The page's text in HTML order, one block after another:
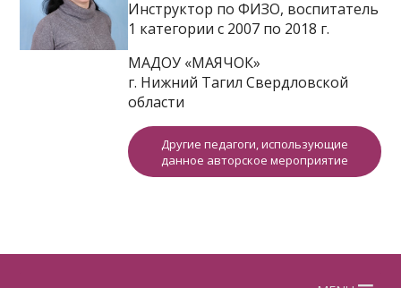
Инструктор по ФИЗО, воспитатель
1 категории с 2007 по 2018 г.
МАДОУ «МАЯЧОК»
г. Нижний Тагил Свердловской
области
Другие педагоги, использующие
данное авторское мероприятие